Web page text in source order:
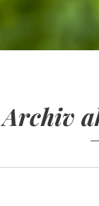
Archiv